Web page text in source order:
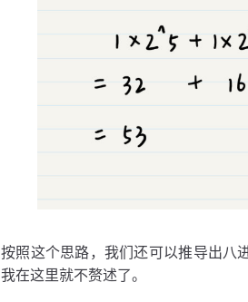
按照这个思路，我们还可以推导出八
我在这里就不赘述了。